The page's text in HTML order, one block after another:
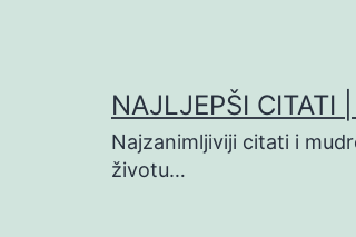
NAJLJEPŠI CITATI
Najzanimljiviji citati i
životu…